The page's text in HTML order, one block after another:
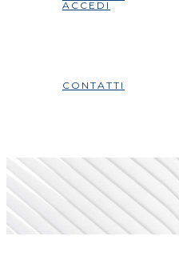
ACCEDI
CONTATTI